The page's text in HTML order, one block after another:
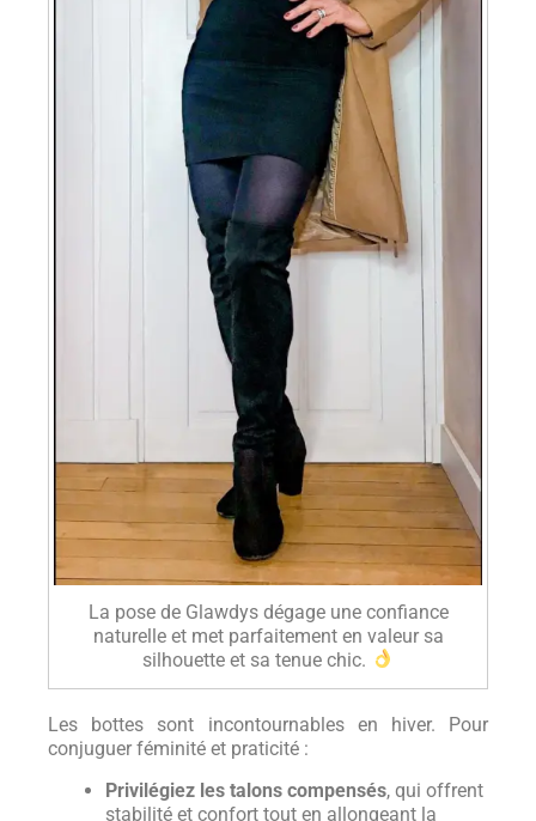
La pose de Glawdys dégage une confiance
naturelle et met parfaitement en valeur sa
silhouette et sa tenue chic.
Les bottes sont incontournables en hiver. Pour
conjuguer féminité et praticité :
Privilégiez les talons compensés, qui offrent
stabilité et confort tout en allongeant la